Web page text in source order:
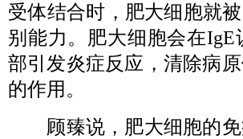
受体结合时，肥大细胞就
别能力。肥大细胞会在
部引发炎症反应，清除病
的作用。
顾臻说，肥大细胞的免